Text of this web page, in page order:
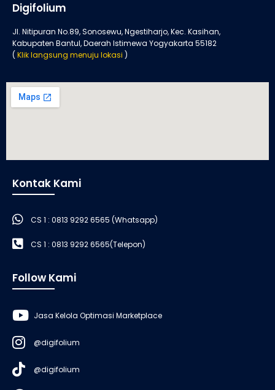
Digifolium
Jl. Nitipuran No.89, Sonosewu, Ngestiharjo, Kec. Kasihan,
Kabupaten Bantul, Daerah Istimewa Yogyakarta 55182
( Klik langsung menuju lokasi )
Kontak Kami
CS 1 : 0813 9292 6565 (Whatsapp)
CS 1 : 0813 9292 6565(Telepon)
Follow Kami
Jasa Kelola Optimasi Marketplace
@digifolium
@digifolium